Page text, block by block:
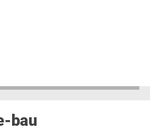
bau